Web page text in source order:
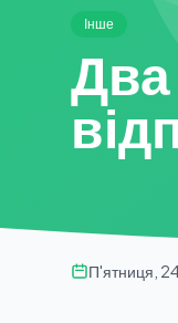
Інше
Два
П'ятниця,